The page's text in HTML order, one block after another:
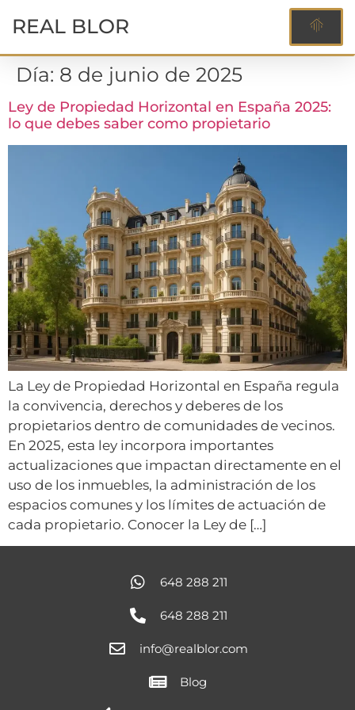
REAL BLOR
Día: 8 de junio de 2025
Ley de Propiedad Horizontal en España 2025:
lo que debes saber como propietario
La Ley de Propiedad Horizontal en España regula
la convivencia, derechos y deberes de los
propietarios dentro de comunidades de vecinos.
En 2025, esta ley incorpora importantes
actualizaciones que impactan directamente en el
uso de los inmuebles, la administración de los
espacios comunes y los límites de actuación de
cada propietario. Conocer la Ley de […]
648 288 211
648 288 211
info@realblor.com
Blog